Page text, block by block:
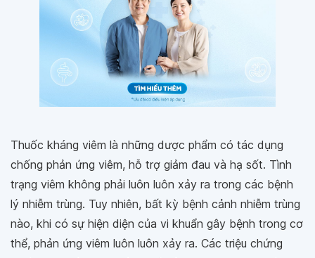
Thuốc kháng viêm là những dược phẩm có tác dụng
chống phản ứng viêm, hỗ trợ giảm đau và hạ sốt. Tình
trạng viêm không phải luôn luôn xảy ra trong các bệnh
lý nhiễm trùng. Tuy nhiên, bất kỳ bệnh cảnh nhiễm trùng
nào, khi có sự hiện diện của vi khuẩn gây bệnh trong cơ
thể, phản ứng viêm luôn luôn xảy ra. Các triệu chứng